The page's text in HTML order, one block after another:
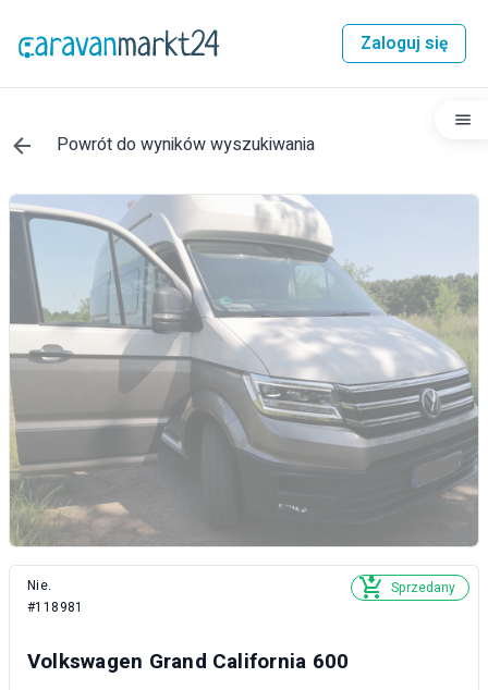
Zaloguj się
Powrót do wyników wyszukiwania
Nie.
#118981
Sprzedany
Volkswagen Grand California 600